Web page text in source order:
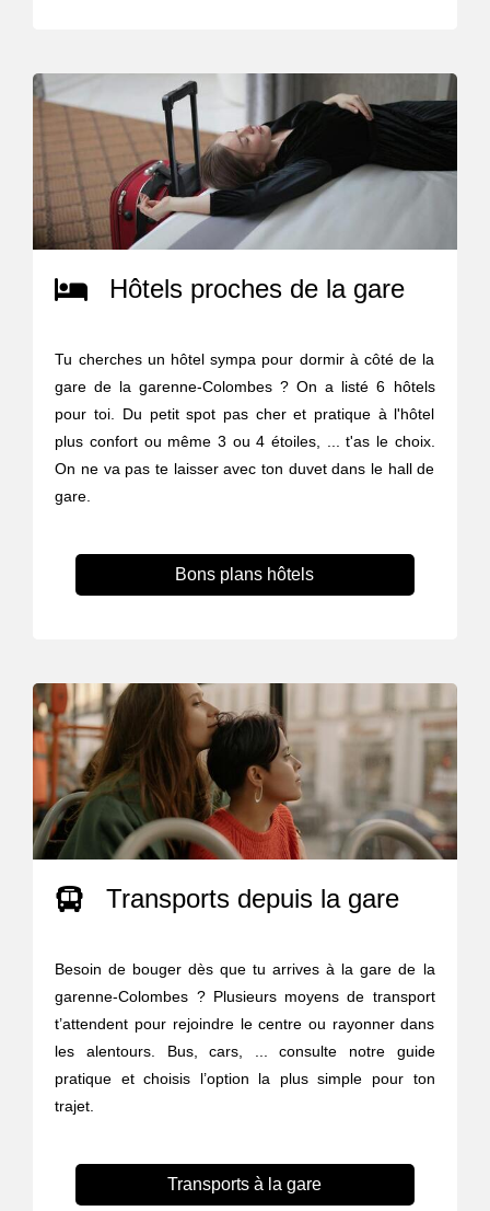
Hôtels proches de la gare
Tu cherches un hôtel sympa pour dormir à côté de la
gare de la garenne-Colombes ? On a listé 6 hôtels
pour toi. Du petit spot pas cher et pratique à l'hôtel
plus confort ou même 3 ou 4 étoiles, ... t'as le choix.
On ne va pas te laisser avec ton duvet dans le hall de
gare.
Bons plans hôtels
Transports depuis la gare
Besoin de bouger dès que tu arrives à la gare de la
garenne-Colombes ? Plusieurs moyens de transport
t’attendent pour rejoindre le centre ou rayonner dans
les alentours. Bus, cars, ... consulte notre guide
pratique et choisis l’option la plus simple pour ton
trajet.
Transports à la gare